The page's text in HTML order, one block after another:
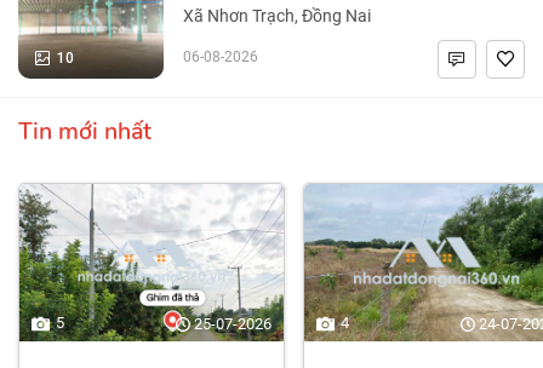
10
Xã Nhơn Trạch, Đồng Nai
06-08-2026
Tin mới nhất
5 25-07-2026 4 24-07-